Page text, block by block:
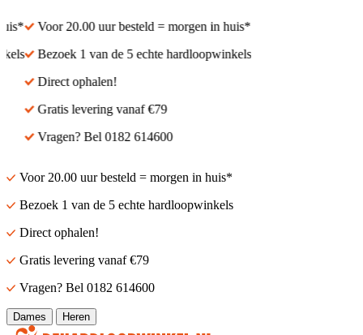
Voor 20.00 uur besteld = morgen in huis*
Bezoek 1 van de 5 echte hardloopwinkels
Direct ophalen!
Gratis levering vanaf €79
Vragen? Bel 0182 614600
Voor 20.00 uur besteld = morgen in huis*
Bezoek 1 van de 5 echte hardloopwinkels
Direct ophalen!
Gratis levering vanaf €79
Vragen? Bel 0182 614600
Dames Heren